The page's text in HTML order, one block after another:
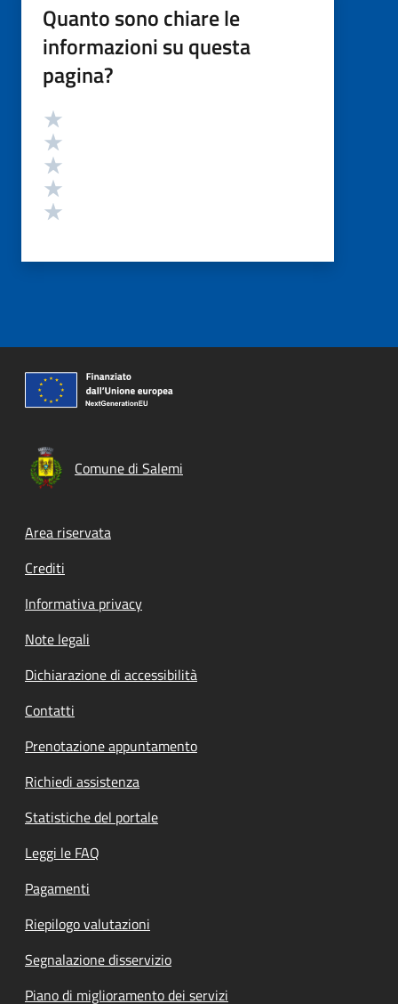
Quanto sono chiare le
informazioni su questa
pagina?
Valutazione
Comune di Salemi
Footer menu
Area riservata
Crediti
Informativa privacy
Note legali
Dichiarazione di accessibilità
Contatti
Prenotazione appuntamento
Richiedi assistenza
Statistiche del portale
Leggi le FAQ
Pagamenti
Riepilogo valutazioni
Segnalazione disservizio
Piano di miglioramento dei servizi